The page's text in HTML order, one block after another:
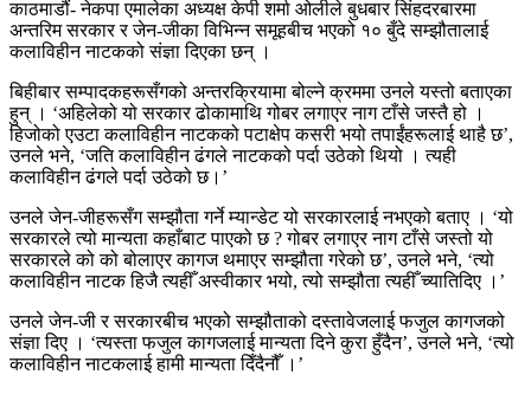
काठमाडौं- नेकपा एमालेका अध्यक्ष केपी शर्मा ओलीले बुधबार सिंहदरबारमा
अन्तरिम सरकार र जेन-जीका विभिन्न समूहबीच भएको १० बुँदे सम्झौतालाई
कलाविहीन नाटकको संज्ञा दिएका छन् ।
बिहीबार सम्पादकहरूसँगको अन्तरक्रियामा बोल्ने क्रममा उनले यस्तो बताएका
हुन् । ‘अहिलेको यो सरकार ढोकामाथि गोबर लगाएर नाग टाँसे जस्तै हो ।
हिजोको एउटा कलाविहीन नाटकको पटाक्षेप कसरी भयो तपाईंहरूलाई थाहै छ’,
उनले भने, ‘जति कलाविहीन ढंगले नाटकको पर्दा उठेको थियो । त्यही
कलाविहीन ढंगले पर्दा उठेको छ।’
उनले जेन-जीहरूसँग सम्झौता गर्ने म्यान्डेट यो सरकारलाई नभएको बताए । ‘यो
सरकारले त्यो मान्यता कहाँबाट पाएको छ ? गोबर लगाएर नाग टाँसे जस्तो यो
सरकारले को को बोलाएर कागज थमाएर सम्झौता गरेको छ’, उनले भने, ‘त्यो
कलाविहीन नाटक हिजै त्यहीँ अस्वीकार भयो, त्यो सम्झौता त्यहीँ च्यातिदिए ।’
उनले जेन-जी र सरकारबीच भएको सम्झौताको दस्तावेजलाई फजुल कागजको
संज्ञा दिए । ‘त्यस्ता फजुल कागजलाई मान्यता दिने कुरा हुँदैन’, उनले भने, ‘त्यो
कलाविहीन नाटकलाई हामी मान्यता दिँदैनौँ ।’